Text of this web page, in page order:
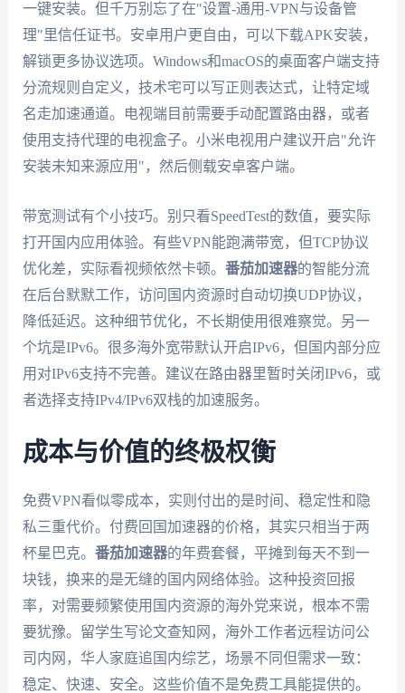
一键安装。但千万别忘了在"设置-通用-VPN与设备管
理"里信任证书。安卓用户更自由，可以下载APK安装，
解锁更多协议选项。Windows和macOS的桌面客户端支持
分流规则自定义，技术宅可以写正则表达式，让特定域
名走加速通道。电视端目前需要手动配置路由器，或者
使用支持代理的电视盒子。小米电视用户建议开启"允许
安装未知来源应用"，然后侧载安卓客户端。
带宽测试有个小技巧。别只看SpeedTest的数值，要实际
打开国内应用体验。有些VPN能跑满带宽，但TCP协议
优化差，实际看视频依然卡顿。 番茄加速器的智能分流
在后台默默工作，访问国内资源时自动切换UDP协议，
降低延迟。这种细节优化，不长期使用很难察觉。另一
个坑是IPv6。很多海外宽带默认开启IPv6，但国内部分应
用对IPv6支持不完善。建议在路由器里暂时关闭IPv6，或
者选择支持IPv4/IPv6双栈的加速服务。
成本与价值的终极权衡
免费VPN看似零成本，实则付出的是时间、稳定性和隐
私三重代价。付费回国加速器的价格，其实只相当于两
杯星巴克。 番茄加速器的年费套餐，平摊到每天不到一
块钱，换来的是无缝的国内网络体验。这种投资回报
率，对需要频繁使用国内资源的海外党来说，根本不需
要犹豫。留学生写论文查知网，海外工作者远程访问公
司内网，华人家庭追国内综艺，场景不同但需求一致：
稳定、快速、安全。这些价值不是免费工具能提供的。